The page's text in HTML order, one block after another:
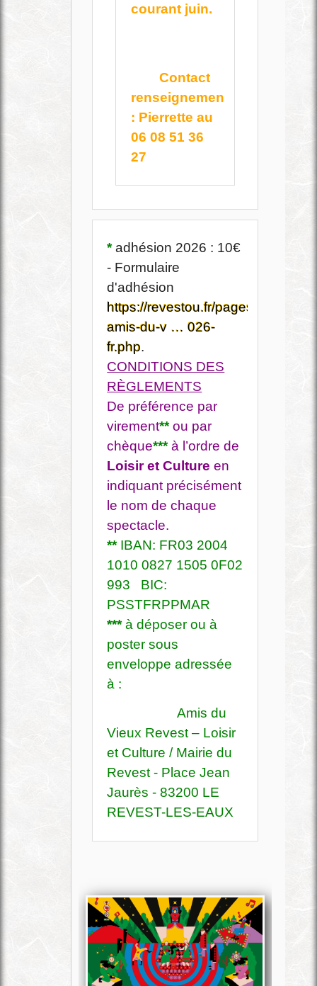
courant juin.
Contact
renseignement
: Pierrette au
06 08 51 36
27
* adhésion 2026 : 10€
- Formulaire
d'adhésion
https://revestou.fr/pages/345-
amis-du-v … 026-
fr.php.
CONDITIONS DES
RÈGLEMENTS
De préférence par
virement** ou par
chèque*** à l’ordre de
Loisir et Culture en
indiquant précisément
le nom de chaque
spectacle.
**IBAN: FR03 2004
1010 0827 1505 0F02
993 BIC:
PSSTFRPPMAR
***à déposer ou à
poster sous
enveloppe adressée
à :
Amis du
Vieux Revest – Loisir
et Culture / Mairie du
Revest - Place Jean
Jaurès - 83200 LE
REVEST-LES-EAUX